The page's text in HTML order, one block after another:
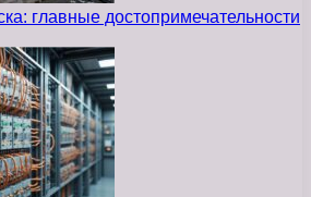
главные достопримечательности